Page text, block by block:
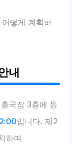
떻게 계획하
내
국장 3층에 등
입니다. 제2
하며